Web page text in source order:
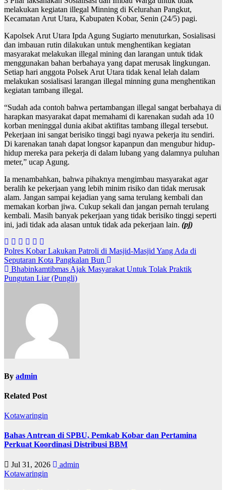
melakukan kegiatan illegal Minning di Kelurahan Pangkut,
Kecamatan Arut Utara, Kabupaten Kobar, Senin (24/5) pagi.
Kapolsek Arut Utara Ipda Agung Sugiarto menuturkan, Sosialisasi
dan imbauan rutin dilakukan untuk menghentikan kegiatan
masyarakat melakukan illegal mining dan larangan untuk tidak
menggunakan bahan berbahaya yang dapat merusak lingkungan.
Setiap hari anggota Polsek Arut Utara tidak kenal lelah dalam
melakukan sosialisasi larangan illegal minning guna menghentikan
kegiatan tambang illegal.
“Sudah ada contoh bahwa pertambangan illegal sangat berbahaya di
harapkan masyarakat dapat memahami di karenakan sudah ada 10
korban meninggal dunia akibat aktifitas tambang illegal tersebut.
Pekerjaan ini sangat berisiko tinggi bagi nyawa pekerja itu sendiri.
Di karenakan tanah dapat longsor kapanpun dan mengubur hidup-
hidup mereka para pekerja di dalam lubang yang dalamnya puluhan
meter,” ucap Agung.
Ia menambahkan, bahwa pihaknya mengimbau masyarakat agar
beralih ke pekerjaan yang lebih minim risiko dan tidak merusak
alam. Jangan sampai kejadian yang sama terulang kembali dan
memakan korban jiwa. Cukup sekali dan jangan pernah terulang
kembali. Masih banyak pekerjaan yang tidak berisiko tinggi seperti
ini, jadi tidak ada alasan untuk tidak ada pekerjaan lain. (pj)
Navigasi
pos
Polres Kobar Lakukan Patroli di Masjid-Masjid Yang Ada di
Seputaran Kota Pangkalan Bun
Bhabinkamtibmas Ajak Masyarakat Untuk Tolak Praktik
Pungutan Liar (Pungli)
By admin
Related Post
Kotawaringin
Bahas Antrean di SPBU, Pemkab Kobar dan Pertamina
Perkuat Koordinasi Distribusi BBM
Jul 31, 2026
admin
Kotawaringin